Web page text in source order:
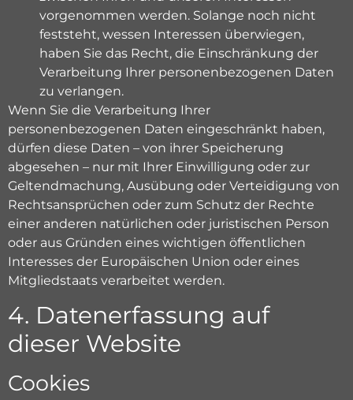
vorgenommen werden. Solange noch nicht
feststeht, wessen Interessen überwiegen,
haben Sie das Recht, die Einschränkung der
Verarbeitung Ihrer personenbezogenen Daten
zu verlangen.
Wenn Sie die Verarbeitung Ihrer
personenbezogenen Daten eingeschränkt haben,
dürfen diese Daten – von ihrer Speicherung
abgesehen – nur mit Ihrer Einwilligung oder zur
Geltendmachung, Ausübung oder Verteidigung von
Rechtsansprüchen oder zum Schutz der Rechte
einer anderen natürlichen oder juristischen Person
oder aus Gründen eines wichtigen öffentlichen
Interesses der Europäischen Union oder eines
Mitgliedstaats verarbeitet werden.
4. Datenerfassung auf
dieser Website
Cookies